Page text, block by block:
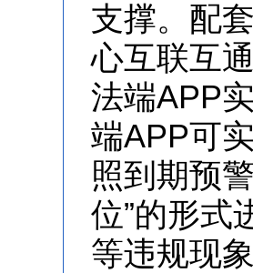
支撑。配
心互联互
法端APP
端APP可
照到期预
位”的形式
等违规现